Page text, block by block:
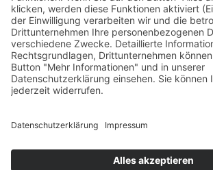
Feuerwerk XXL
Pyrotechnik online bestellen
© Stadtmühle Waldenbuch 2026
und Mühlenprodukte ·
Cookie-Einstellungen
Alle Preise inkl. der gesetzlichen MwSt.